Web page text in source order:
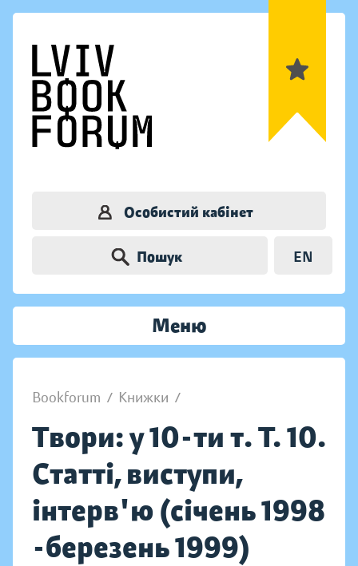
Особистий кабінет
Пошук EN
Меню
Bookforum / Книжки /
Твори: у 10-ти т. Т. 10.
Статті, виступи,
інтерв'ю (січень 1998
-березень 1999)